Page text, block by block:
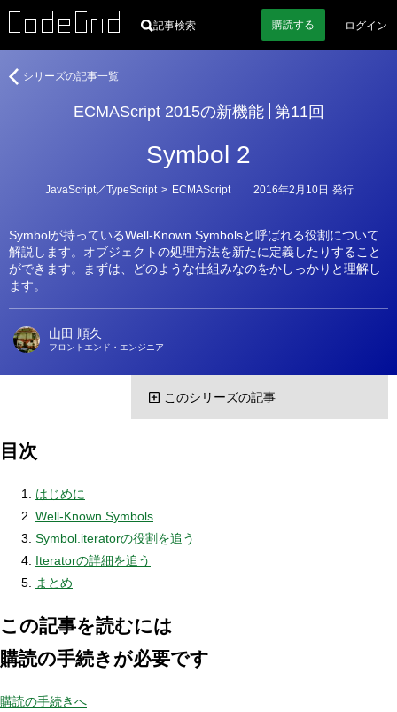
記事検索 購読する ログイン
ECMAScript 2015の新機能 第11回
Symbol 2
Symbolが持っているWell-Known Symbolsと呼ばれる役割について
解説します。オブジェクトの処理方法を新たに定義したりすること
ができます。まずは、どのような仕組みなのをかしっかりと理解し
ます。
カ
ー
JavaScript／TypeScript > ECMAScript 2016年2月10日 発行
者
山田 順久
フロントエンド・エンジニア
ECMAScript
シリーズの記事一覧
このシリーズの記事
目次
はじめに
Well-Known Symbols
Symbol.iteratorの役割を追う
Iteratorの詳細を追う
まとめ
この記事を読むには
購読の手続きが必要です
購読の手続きへ